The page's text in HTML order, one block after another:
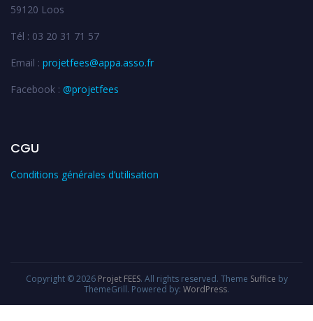
59120 Loos
Tél : 03 20 31 71 57
Email : projetfees@appa.asso.fr
Facebook : @projetfees
CGU
Conditions générales d’utilisation
Copyright © 2026 Projet FEES. All rights reserved. Theme Suffice by
ThemeGrill. Powered by: WordPress.